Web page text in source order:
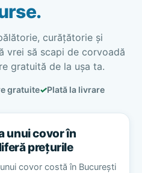
curățătorie și
vrei să scapi de corvoadă
gratuită de la ușa ta.
gratuite✓Plată la livrare
unui covor în
prețurile
covor costă în București